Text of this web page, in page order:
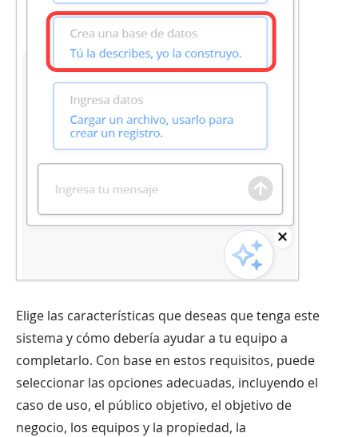
Elige las características que deseas que tenga este
sistema y cómo debería ayudar a tu equipo a
completarlo. Con base en estos requisitos, puede
seleccionar las opciones adecuadas, incluyendo el
caso de uso, el público objetivo, el objetivo de
negocio, los equipos y la propiedad, la